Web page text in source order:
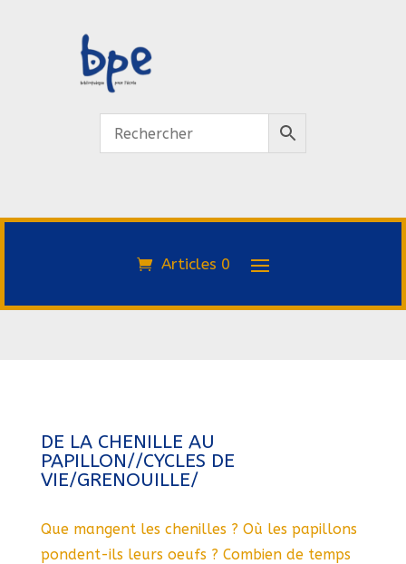
Articles 0
DE LA CHENILLE AU
PAPILLON//CYCLES DE
VIE/GRENOUILLE/
Que mangent les chenilles ? Où les papillons
pondent-ils leurs oeufs ? Combien de temps